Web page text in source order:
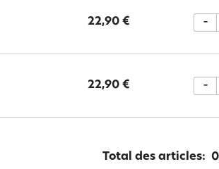
22,90 € -
22,90 € -
Total des articles: